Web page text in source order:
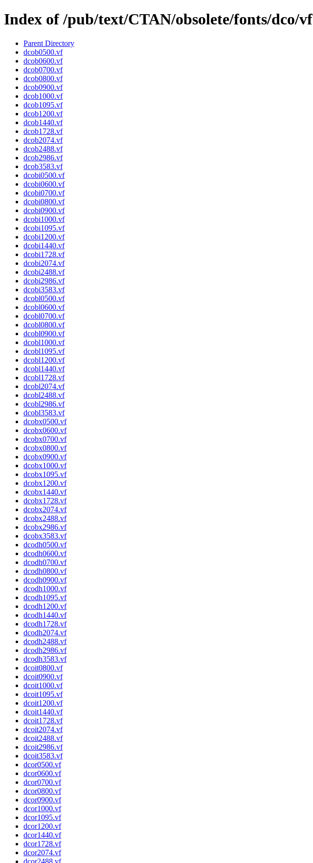
Index of /pub/text/CTAN/obsolete/fonts/dco/vf
Parent Directory
dcob0500.vf
dcob0600.vf
dcob0700.vf
dcob0800.vf
dcob0900.vf
dcob1000.vf
dcob1095.vf
dcob1200.vf
dcob1440.vf
dcob1728.vf
dcob2074.vf
dcob2488.vf
dcob2986.vf
dcob3583.vf
dcobi0500.vf
dcobi0600.vf
dcobi0700.vf
dcobi0800.vf
dcobi0900.vf
dcobi1000.vf
dcobi1095.vf
dcobi1200.vf
dcobi1440.vf
dcobi1728.vf
dcobi2074.vf
dcobi2488.vf
dcobi2986.vf
dcobi3583.vf
dcobl0500.vf
dcobl0600.vf
dcobl0700.vf
dcobl0800.vf
dcobl0900.vf
dcobl1000.vf
dcobl1095.vf
dcobl1200.vf
dcobl1440.vf
dcobl1728.vf
dcobl2074.vf
dcobl2488.vf
dcobl2986.vf
dcobl3583.vf
dcobx0500.vf
dcobx0600.vf
dcobx0700.vf
dcobx0800.vf
dcobx0900.vf
dcobx1000.vf
dcobx1095.vf
dcobx1200.vf
dcobx1440.vf
dcobx1728.vf
dcobx2074.vf
dcobx2488.vf
dcobx2986.vf
dcobx3583.vf
dcodh0500.vf
dcodh0600.vf
dcodh0700.vf
dcodh0800.vf
dcodh0900.vf
dcodh1000.vf
dcodh1095.vf
dcodh1200.vf
dcodh1440.vf
dcodh1728.vf
dcodh2074.vf
dcodh2488.vf
dcodh2986.vf
dcodh3583.vf
dcoit0800.vf
dcoit0900.vf
dcoit1000.vf
dcoit1095.vf
dcoit1200.vf
dcoit1440.vf
dcoit1728.vf
dcoit2074.vf
dcoit2488.vf
dcoit2986.vf
dcoit3583.vf
dcor0500.vf
dcor0600.vf
dcor0700.vf
dcor0800.vf
dcor0900.vf
dcor1000.vf
dcor1095.vf
dcor1200.vf
dcor1440.vf
dcor1728.vf
dcor2074.vf
dcor2488.vf